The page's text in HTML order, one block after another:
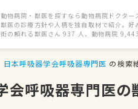
動物病院・獣医を探すなら動物病院ドクター
獣医の診療方針や人柄を独自取材で紹介。好
街の頼れる獣医さん 937 人、動物病院
日本呼吸器学会呼吸器専門医 の検索
呼吸器専門医の